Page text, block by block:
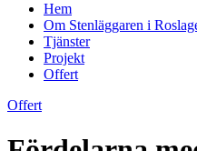
Hem
Om Stenläggaren i
Tjänster
Projekt
Offert
Offert